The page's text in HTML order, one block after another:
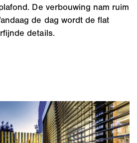
De verbouwing nam ruim
de dag wordt de flat
details.